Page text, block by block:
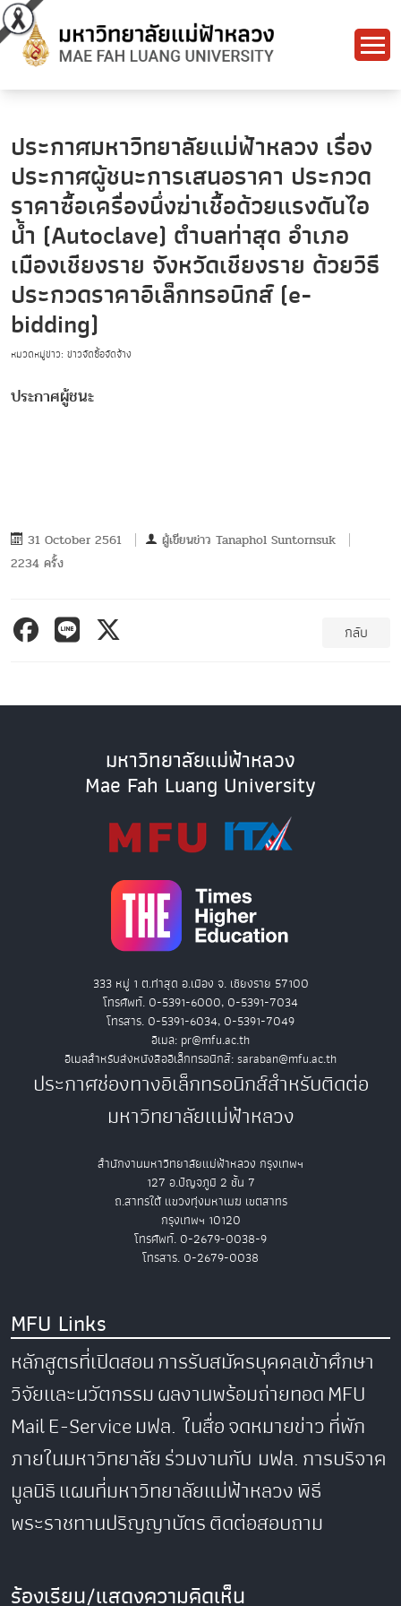
ประกาศมหาวิทยาลัยแม่ฟ้าหลวง เรื่อง
ประกาศผู้ชนะการเสนอราคา ประกวด
ราคาซื้อเครื่องนึ่งฆ่าเชื้อด้วยแรงดันไอ
น้ำ (Autoclave) ตำบลท่าสุด อำเภอ
เมืองเชียงราย จังหวัดเชียงราย ด้วยวิธี
ประกวดราคาอิเล็กทรอนิกส์ (e-
bidding)
หมวดหมู่ข่าว: ข่าวจัดซื้อจัดจ้าง
ประกาศผู้ชนะ
31 October 2561 ผู้เขียนข่าว Tanaphol Suntornsuk
2234 ครั้ง
กลับ
มหาวิทยาลัยแม่ฟ้าหลวง
Mae Fah Luang University
333 หมู่ 1 ต.ท่าสุด อ.เมือง จ. เชียงราย 57100
โทรศัพท์. 0-5391-6000, 0-5391-7034
โทรสาร. 0-5391-6034, 0-5391-7049
อีเมล: pr@mfu.ac.th
อีเมลสำหรับส่งหนังสืออิเล็กทรอนิกส์: saraban@mfu.ac.th
ประกาศช่องทางอิเล็กทรอนิกส์สำหรับติดต่อ
มหาวิทยาลัยแม่ฟ้าหลวง
สำนักงานมหาวิทยาลัยแม่ฟ้าหลวง กรุงเทพฯ
127 อ.ปัญจภูมิ 2 ชั้น 7
ถ.สาทรใต้ แขวงทุ่งมหาเมฆ เขตสาทร
กรุงเทพฯ 10120
โทรศัพท์. 0-2679-0038-9
โทรสาร. 0-2679-0038
MFU Links
หลักสูตรที่เปิดสอนการรับสมัครบุคคลเข้าศึกษา
วิจัยและนวัตกรรมผลงานพร้อมถ่ายทอดMFU
MailE-Serviceมฟล. ในสื่อจดหมายข่าวที่พัก
ภายในมหาวิทยาลัยร่วมงานกับ มฟล.การบริจาค
มูลนิธิแผนที่มหาวิทยาลัยแม่ฟ้าหลวงพิธี
พระราชทานปริญญาบัตรติดต่อสอบถาม
ร้องเรียน/แสดงความคิดเห็น